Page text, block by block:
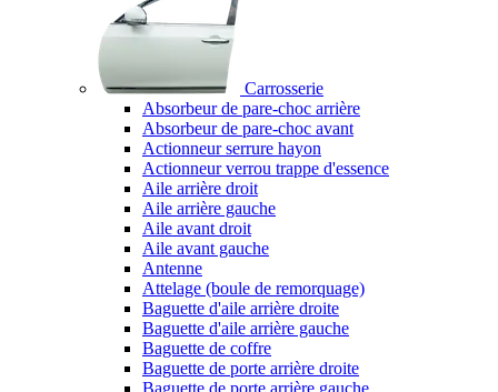
Carrosserie
Absorbeur de pare-choc arrière
Absorbeur de pare-choc avant
Actionneur serrure hayon
Actionneur verrou trappe d'essence
Aile arrière droit
Aile arrière gauche
Aile avant droit
Aile avant gauche
Antenne
Attelage (boule de remorquage)
Baguette d'aile arrière droite
Baguette d'aile arrière gauche
Baguette de coffre
Baguette de porte arrière droite
Baguette de porte arrière gauche